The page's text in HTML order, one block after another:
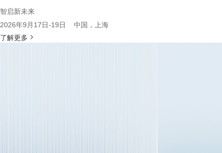
智启新未来
2026年9月17日-19日 中国，上海
了解更多